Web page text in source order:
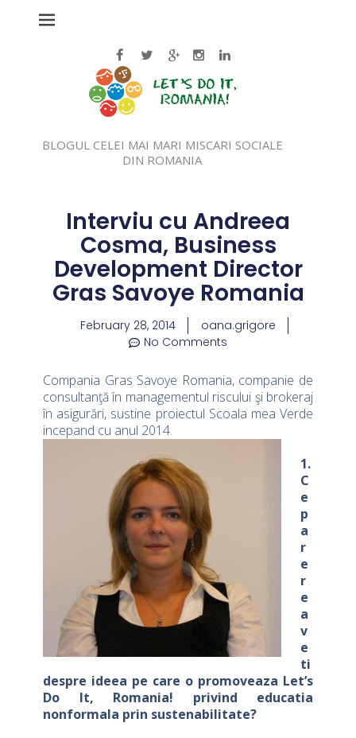
BLOGUL CELEI MAI MARI MISCARI SOCIALE
DIN ROMANIA
Interviu cu Andreea
Cosma, Business
Development Director
Gras Savoye Romania
February 28, 2014
oana.grigore
No Comments
Compania Gras Savoye Romania, companie de
consultanţă în managementul riscului şi brokeraj
în asigurări, sustine proiectul Scoala mea Verde
incepand cu anul 2014.
1.
C
e
p
a
r
e
r
e
a
v
e
ti
despre ideea pe care o promoveaza Let’s
Do It, Romania! privind educatia
nonformala prin sustenabilitate?